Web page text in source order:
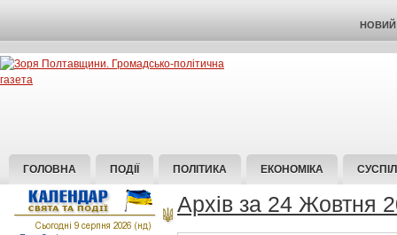
НОВИЙ
ГОЛОВНА ПОДІЇ ПОЛІТИКА ЕКОНОМІКА
Архів за 24 Жовтня